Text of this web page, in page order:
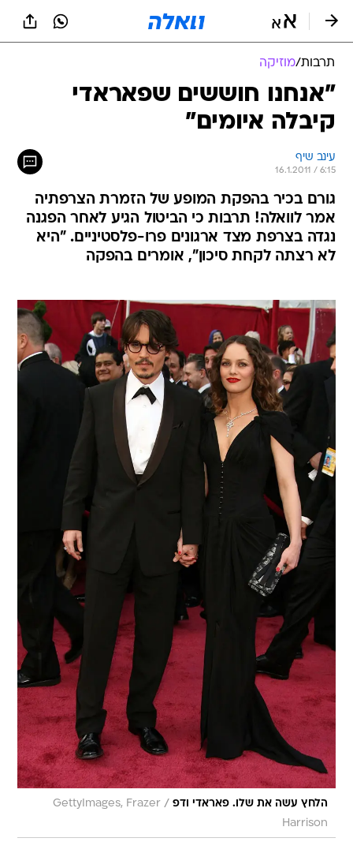
תרבות/מוזיקה
"אנחנו חוששים שפאראדי
קיבלה איומים"
עינב שיף
16.1.2011 / 6:15
גורם בכיר בהפקת המופע של הזמרת הצרפתיה
אמר לוואלה! תרבות כי הביטול הגיע לאחר הפגנה
נגדה בצרפת מצד ארגונים פרו-פלסטיניים. "היא
לא רצתה לקחת סיכון", אומרים בהפקה
הלחץ עשה את שלו. פאראדי ודפ /
GettyImages, Frazer
Harrison